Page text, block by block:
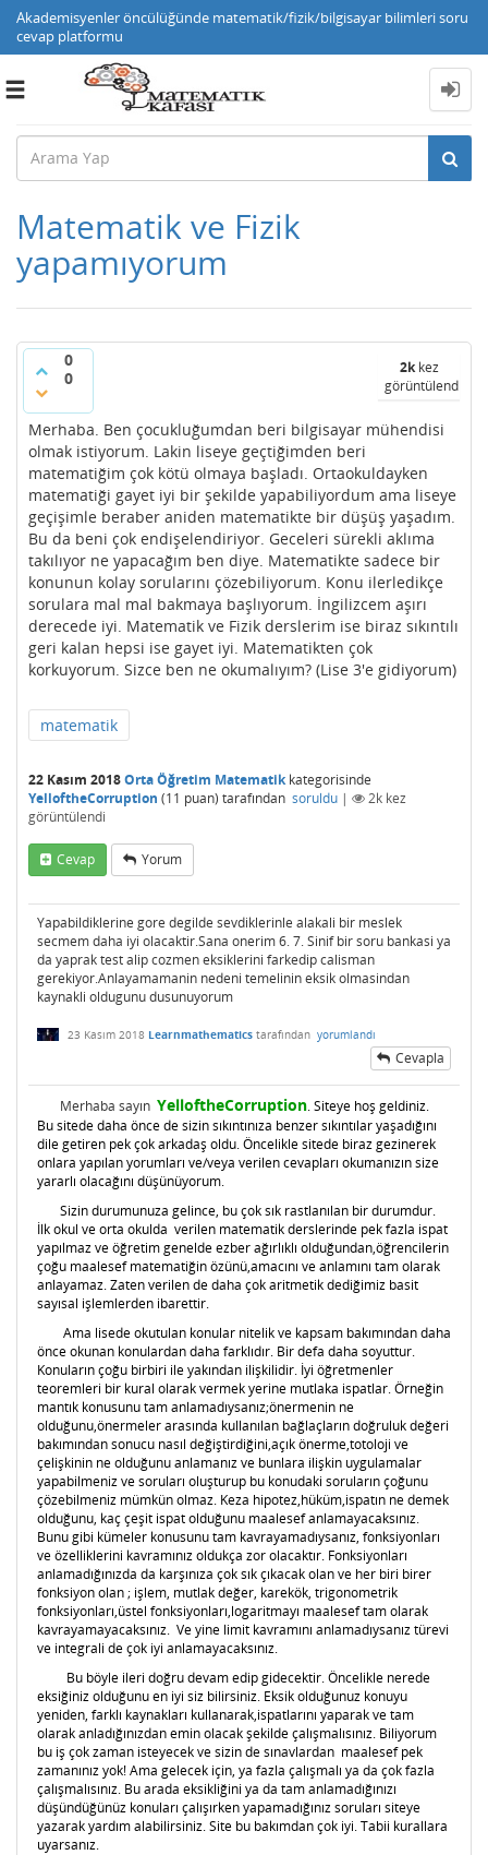
Akademisyenler öncülüğünde matematik/fizik/bilgisayar bilimleri soru
cevap platformu
Toggle
Matematik ve Fizik
yapamıyorum
0
0
2kkez
görüntülendi
Merhaba. Ben çocukluğumdan beri bilgisayar mühendisi
olmak istiyorum. Lakin liseye geçtiğimden beri
matematiğim çok kötü olmaya başladı. Ortaokuldayken
matematiği gayet iyi bir şekilde yapabiliyordum ama liseye
geçişimle beraber aniden matematikte bir düşüş yaşadım.
Bu da beni çok endişelendiriyor. Geceleri sürekli aklıma
takılıyor ne yapacağım ben diye. Matematikte sadece bir
konunun kolay sorularını çözebiliyorum. Konu ilerledikçe
sorulara mal mal bakmaya başlıyorum. İngilizcem aşırı
derecede iyi. Matematik ve Fizik derslerim ise biraz sıkıntılı
geri kalan hepsi ise gayet iyi. Matematikten çok
korkuyorum. Sizce ben ne okumalıyım? (Lise 3'e gidiyorum)
matematik
22 Kasım 2018Orta Öğretim Matematikkategorisinde
YelloftheCorruption (11 puan) tarafından soruldu | 2k kez
görüntülendi
Cevap Yorum
Yapabildiklerine gore degilde sevdiklerinle alakali bir meslek
secmem daha iyi olacaktir.Sana onerim 6. 7. Sinif bir soru bankasi ya
da yaprak test alip cozmen eksiklerini farkedip calisman
gerekiyor.Anlayamamanin nedeni temelinin eksik olmasindan
kaynakli oldugunu dusunuyorum
23 Kasım 2018 Learnmathematics tarafından yorumlandı
Cevapla
Merhaba sayın YelloftheCorruption. Siteye hoş geldiniz.
Bu sitede daha önce de sizin sıkıntınıza benzer sıkıntılar yaşadığını
dile getiren pek çok arkadaş oldu. Öncelikle sitede biraz gezinerek
onlara yapılan yorumları ve/veya verilen cevapları okumanızın size
yararlı olacağını düşünüyorum.
Sizin durumunuza gelince, bu çok sık rastlanılan bir durumdur.
İlk okul ve orta okulda verilen matematik derslerinde pek fazla ispat
yapılmaz ve öğretim genelde ezber ağırlıklı olduğundan,öğrencilerin
çoğu maalesef matematiğin özünü,amacını ve anlamını tam olarak
anlayamaz. Zaten verilen de daha çok aritmetik dediğimiz basit
sayısal işlemlerden ibarettir.
Ama lisede okutulan konular nitelik ve kapsam bakımından daha
önce okunan konulardan daha farklıdır. Bir defa daha soyuttur.
Konuların çoğu birbiri ile yakından ilişkilidir. İyi öğretmenler
teoremleri bir kural olarak vermek yerine mutlaka ispatlar. Örneğin
mantık konusunu tam anlamadıysanız;önermenin ne
olduğunu,önermeler arasında kullanılan bağlaçların doğruluk değeri
bakımından sonucu nasıl değiştirdiğini,açık önerme,totoloji ve
çelişkinin ne olduğunu anlamanız ve bunlara ilişkin uygulamalar
yapabilmeniz ve soruları oluşturup bu konudaki soruların çoğunu
çözebilmeniz mümkün olmaz. Keza hipotez,hüküm,ispatın ne demek
olduğunu, kaç çeşit ispat olduğunu maalesef anlamayacaksınız.
Bunu gibi kümeler konusunu tam kavrayamadıysanız, fonksiyonları
ve özelliklerini kavramınız oldukça zor olacaktır. Fonksiyonları
anlamadığınızda da karşınıza çok sık çıkacak olan ve her biri birer
fonksiyon olan ; işlem, mutlak değer, karekök, trigonometrik
fonksiyonları,üstel fonksiyonları,logaritmayı maalesef tam olarak
kavrayamayacaksınız. Ve yine limit kavramını anlamadıysanız türevi
ve integrali de çok iyi anlamayacaksınız.
Bu böyle ileri doğru devam edip gidecektir. Öncelikle nerede
eksiğiniz olduğunu en iyi siz bilirsiniz. Eksik olduğunuz konuyu
yeniden, farklı kaynakları kullanarak,ispatlarını yaparak ve tam
olarak anladığınızdan emin olacak şekilde çalışmalısınız. Biliyorum
bu iş çok zaman isteyecek ve sizin de sınavlardan maalesef pek
zamanınız yok! Ama gelecek için, ya fazla çalışmalı ya da çok fazla
çalışmalısınız. Bu arada eksikliğini ya da tam anlamadığınızı
düşündüğünüz konuları çalışırken yapamadığınız soruları siteye
yazarak yardım alabilirsiniz. Site bu bakımdan çok iyi. Tabii kurallara
uyarsanız.